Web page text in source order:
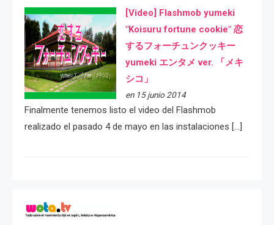
[Video] Flashmob yumeki
"Koisuru fortune cookie" 恋
するフォーチュンクッキー
yumeki エンタメ ver. 「メキ
シコ」
en 15 junio 2014
Finalmente tenemos listo el video del Flashmob
realizado el pasado 4 de mayo en las instalaciones […]